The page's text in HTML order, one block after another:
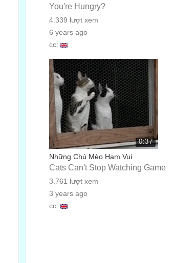
You're Hungry?
4.339 lượt xem
6 years ago
cc:
0:37
Những Chú Mèo Ham Vui
Cats Can't Stop Watching Game
3.761 lượt xem
3 years ago
cc: